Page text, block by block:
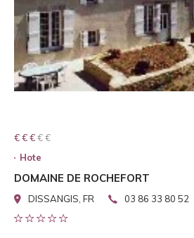
€ € € € €
€ € €
Hote
DOMAINE DE ROCHEFORT
DISSANGIS, FR 03 86 33 80 52